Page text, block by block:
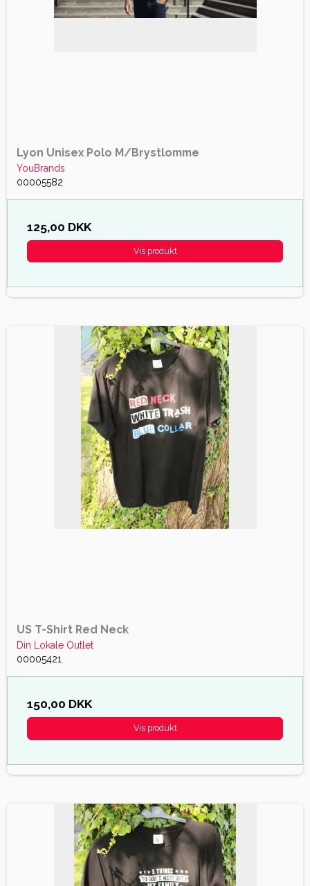
Lyon Unisex Polo M/Brystlomme
YouBrands
00005582
125,00 DKK
Vis produkt
US T-Shirt Red Neck
Din Lokale Outlet
00005421
150,00 DKK
Vis produkt